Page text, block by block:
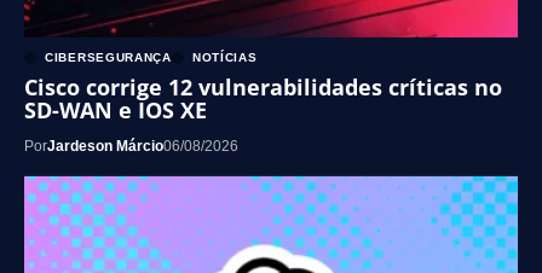
CIBERSEGURANÇA NOTÍCIAS
Cisco corrige 12 vulnerabilidades críticas no
SD-WAN e IOS XE
PorJardeson Márcio06/08/2026